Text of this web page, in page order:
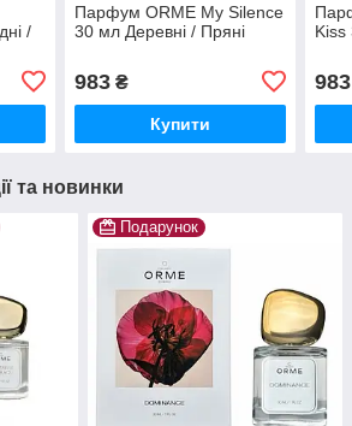
/
Парфум ORME My Silence
30 мл Деревні / Пряні
983₴
Купити
Kiss
983
та новинки
Подарунок